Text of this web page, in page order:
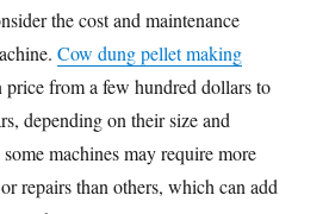
the cost and maintenance
Cow dung pellet making
price from a few hundred dollars to
depending on their size and
machines may require more
repairs than others, which can add